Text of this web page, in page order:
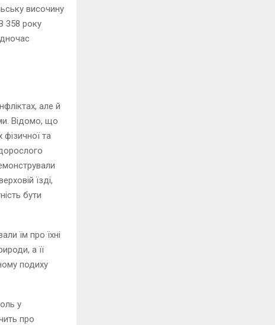
височину
358 року
але й
Відомо, що
фізичної та
їзді,
бути
їм про їхні
а її
подиху
у
про